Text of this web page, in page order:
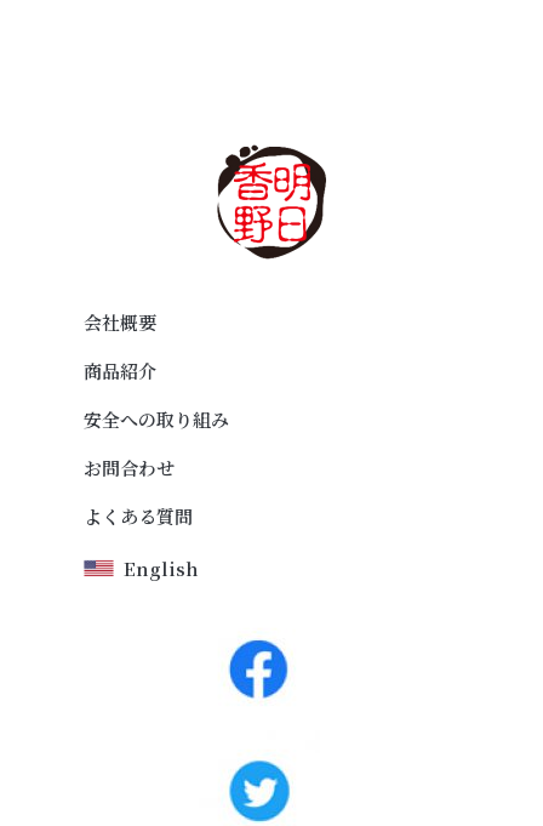
会社概要
商品紹介
安全への取り組み
お問合わせ
よくある質問
English